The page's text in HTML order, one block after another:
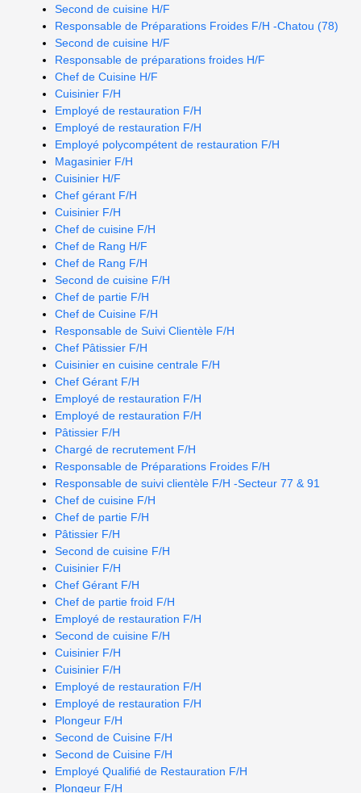
Second de cuisine H/F
Responsable de Préparations Froides F/H -Chatou (78)
Second de cuisine H/F
Responsable de préparations froides H/F
Chef de Cuisine H/F
Cuisinier F/H
Employé de restauration F/H
Employé de restauration F/H
Employé polycompétent de restauration F/H
Magasinier F/H
Cuisinier H/F
Chef gérant F/H
Cuisinier F/H
Chef de cuisine F/H
Chef de Rang H/F
Chef de Rang F/H
Second de cuisine F/H
Chef de partie F/H
Chef de Cuisine F/H
Responsable de Suivi Clientèle F/H
Chef Pâtissier F/H
Cuisinier en cuisine centrale F/H
Chef Gérant F/H
Employé de restauration F/H
Employé de restauration F/H
Pâtissier F/H
Chargé de recrutement F/H
Responsable de Préparations Froides F/H
Responsable de suivi clientèle F/H -Secteur 77 & 91
Chef de cuisine F/H
Chef de partie F/H
Pâtissier F/H
Second de cuisine F/H
Cuisinier F/H
Chef Gérant F/H
Chef de partie froid F/H
Employé de restauration F/H
Second de cuisine F/H
Cuisinier F/H
Cuisinier F/H
Employé de restauration F/H
Employé de restauration F/H
Plongeur F/H
Second de Cuisine F/H
Second de Cuisine F/H
Employé Qualifié de Restauration F/H
Plongeur F/H